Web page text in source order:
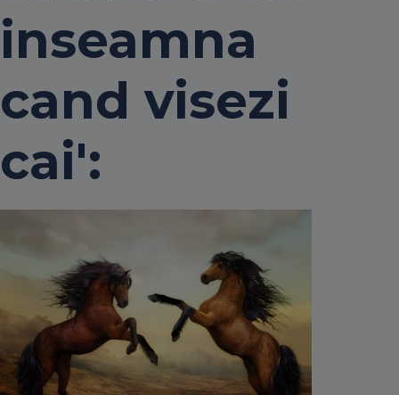
inseamna
cand visezi
cai':